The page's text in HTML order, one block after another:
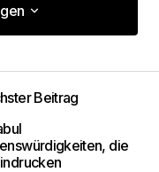
sind mit
Beitrag
die